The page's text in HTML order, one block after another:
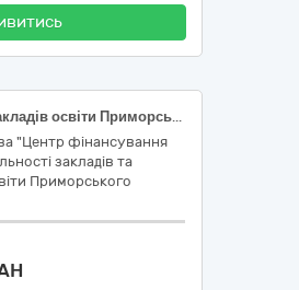
Меблі для їдальні закладів освіти Приморського району м. Одеси Код 39140000-5 Меблі для дому (39143200-8 - Меблі для їдальні) за ДК 021:2015 Єдиного закупівельного словника
"Центр фінансування
закладів та
Приморського